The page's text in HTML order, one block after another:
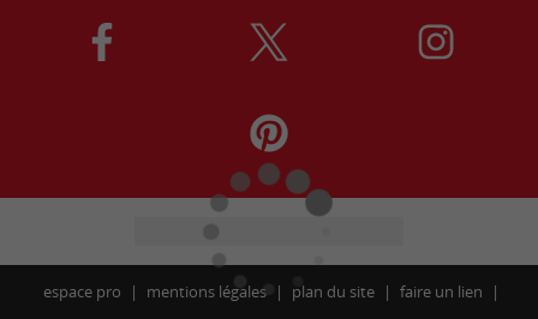
espace pro mentions légales plan du site faire un lien